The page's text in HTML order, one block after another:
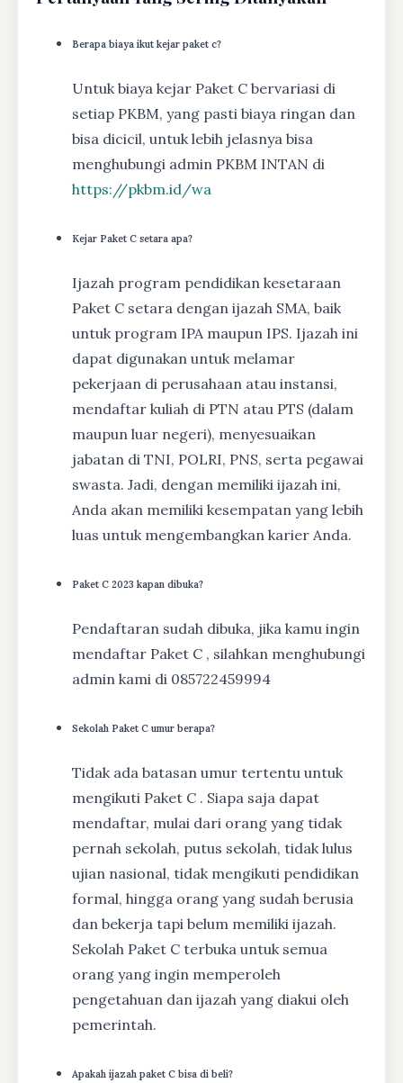
Berapa biaya ikut kejar paket c?
Untuk biaya kejar Paket C bervariasi di
setiap PKBM, yang pasti biaya ringan dan
bisa dicicil, untuk lebih jelasnya bisa
menghubungi admin PKBM INTAN di
https://pkbm.id/wa
Kejar Paket C setara apa?
Ijazah program pendidikan kesetaraan
Paket C setara dengan ijazah SMA, baik
untuk program IPA maupun IPS. Ijazah ini
dapat digunakan untuk melamar
pekerjaan di perusahaan atau instansi,
mendaftar kuliah di PTN atau PTS (dalam
maupun luar negeri), menyesuaikan
jabatan di TNI, POLRI, PNS, serta pegawai
swasta. Jadi, dengan memiliki ijazah ini,
Anda akan memiliki kesempatan yang lebih
luas untuk mengembangkan karier Anda.
Paket C 2023 kapan dibuka?
Pendaftaran sudah dibuka, jika kamu ingin
mendaftar Paket C , silahkan menghubungi
admin kami di 085722459994
Sekolah Paket C umur berapa?
Tidak ada batasan umur tertentu untuk
mengikuti Paket C . Siapa saja dapat
mendaftar, mulai dari orang yang tidak
pernah sekolah, putus sekolah, tidak lulus
ujian nasional, tidak mengikuti pendidikan
formal, hingga orang yang sudah berusia
dan bekerja tapi belum memiliki ijazah.
Sekolah Paket C terbuka untuk semua
orang yang ingin memperoleh
pengetahuan dan ijazah yang diakui oleh
pemerintah.
Apakah ijazah paket C bisa di beli?